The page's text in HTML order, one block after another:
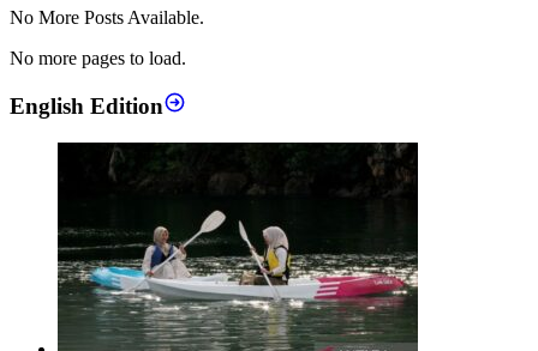
No More Posts Available.
No more pages to load.
English Edition